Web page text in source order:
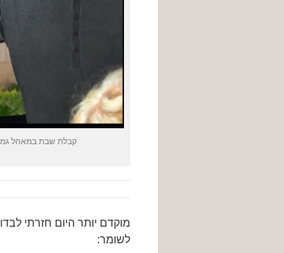
קבלת שבת במאהל
מוקדם יותר היום חזרתי
לשומר: